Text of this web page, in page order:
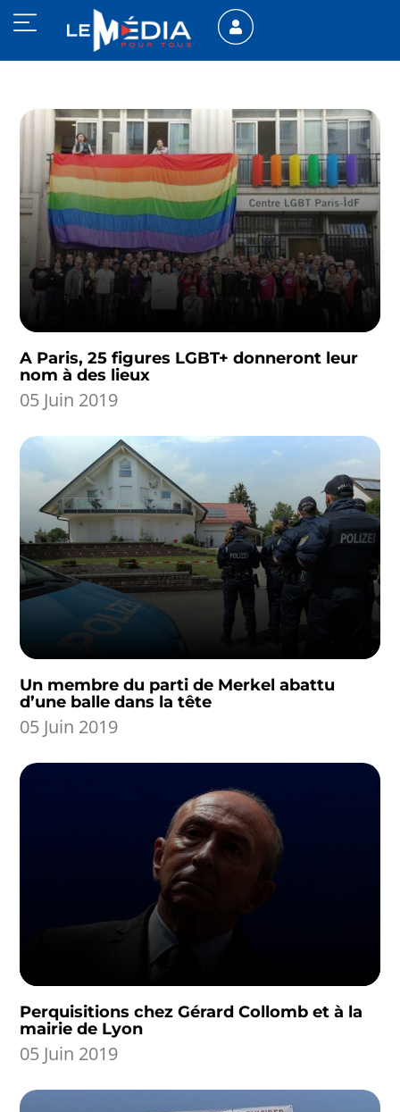
A Paris, 25 figures LGBT+ donneront leur
nom à des lieux
05 Juin 2019
Un membre du parti de Merkel abattu
d’une balle dans la tête
05 Juin 2019
Perquisitions chez Gérard Collomb et à la
mairie de Lyon
05 Juin 2019